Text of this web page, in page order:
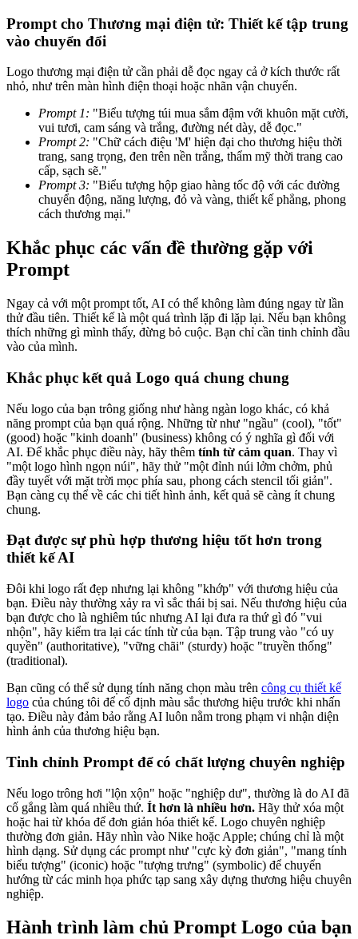
Prompt cho Thương mại điện tử: Thiết kế tập trung
vào chuyển đổi
Logo thương mại điện tử cần phải dễ đọc ngay cả ở kích thước rất
nhỏ, như trên màn hình điện thoại hoặc nhãn vận chuyển.
Prompt 1: "Biểu tượng túi mua sắm đậm với khuôn mặt cười,
vui tươi, cam sáng và trắng, đường nét dày, dễ đọc."
Prompt 2: "Chữ cách điệu 'M' hiện đại cho thương hiệu thời
trang, sang trọng, đen trên nền trắng, thẩm mỹ thời trang cao
cấp, sạch sẽ."
Prompt 3: "Biểu tượng hộp giao hàng tốc độ với các đường
chuyển động, năng lượng, đỏ và vàng, thiết kế phẳng, phong
cách thương mại."
Khắc phục các vấn đề thường gặp với
Prompt
Ngay cả với một prompt tốt, AI có thể không làm đúng ngay từ lần
thử đầu tiên. Thiết kế là một quá trình lặp đi lặp lại. Nếu bạn không
thích những gì mình thấy, đừng bỏ cuộc. Bạn chỉ cần tinh chỉnh đầu
vào của mình.
Khắc phục kết quả Logo quá chung chung
Nếu logo của bạn trông giống như hàng ngàn logo khác, có khả
năng prompt của bạn quá rộng. Những từ như "ngầu" (cool), "tốt"
(good) hoặc "kinh doanh" (business) không có ý nghĩa gì đối với
AI. Để khắc phục điều này, hãy thêm tính từ cảm quan. Thay vì
"một logo hình ngọn núi", hãy thử "một đỉnh núi lởm chởm, phủ
đầy tuyết với mặt trời mọc phía sau, phong cách stencil tối giản".
Bạn càng cụ thể về các chi tiết hình ảnh, kết quả sẽ càng ít chung
chung.
Đạt được sự phù hợp thương hiệu tốt hơn trong
thiết kế AI
Đôi khi logo rất đẹp nhưng lại không "khớp" với thương hiệu của
bạn. Điều này thường xảy ra vì sắc thái bị sai. Nếu thương hiệu của
bạn được cho là nghiêm túc nhưng AI lại đưa ra thứ gì đó "vui
nhộn", hãy kiểm tra lại các tính từ của bạn. Tập trung vào "có uy
quyền" (authoritative), "vững chãi" (sturdy) hoặc "truyền thống"
(traditional).
Bạn cũng có thể sử dụng tính năng chọn màu trên công cụ thiết kế
logo của chúng tôi để cố định màu sắc thương hiệu trước khi nhấn
tạo. Điều này đảm bảo rằng AI luôn nằm trong phạm vi nhận diện
hình ảnh của thương hiệu bạn.
Tinh chỉnh Prompt để có chất lượng chuyên nghiệp
Nếu logo trông hơi "lộn xộn" hoặc "nghiệp dư", thường là do AI đã
cố gắng làm quá nhiều thứ. Ít hơn là nhiều hơn. Hãy thử xóa một
hoặc hai từ khóa để đơn giản hóa thiết kế. Logo chuyên nghiệp
thường đơn giản. Hãy nhìn vào Nike hoặc Apple; chúng chỉ là một
hình dạng. Sử dụng các prompt như "cực kỳ đơn giản", "mang tính
biểu tượng" (iconic) hoặc "tượng trưng" (symbolic) để chuyển
hướng từ các minh họa phức tạp sang xây dựng thương hiệu chuyên
nghiệp.
Hành trình làm chủ Prompt Logo của bạn